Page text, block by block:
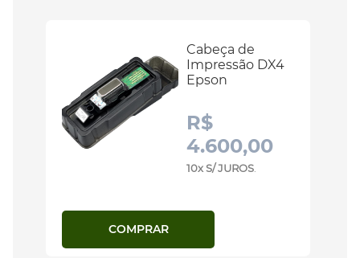
Cabeça de
Impressão DX4
Epson
R$
4.600,00
10x S/ JUROS.
COMPRAR